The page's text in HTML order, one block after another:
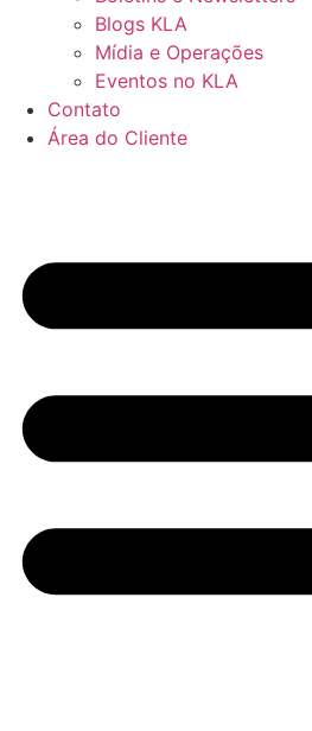
Blogs KLA
Mídia e Operações
Eventos no KLA
Contato
Área do Cliente